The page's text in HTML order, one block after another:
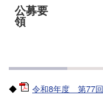
公募要
◆ 令和8年度 第77